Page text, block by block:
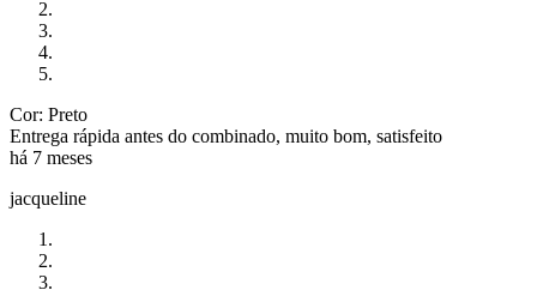
Cor: Preto
Entrega rápida antes do combinado, muito bom, satisfeito
há 7 meses
jacqueline